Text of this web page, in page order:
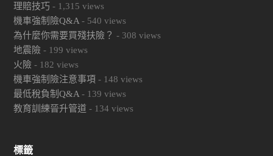
理賠技巧 - 1,315 views
機車強制險Q&A - 540 views
為什麼你需要買殘扶險？ - 308 views
地震險 - 199 views
火險 - 182 views
機車強制險注意事項 - 148 views
最低稅負制Q&A - 139 views
教育訓練晉升管道 - 134 views
標籤